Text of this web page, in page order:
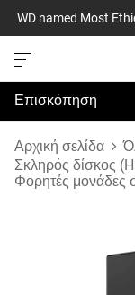
WD named Most
Επισκόπηση
Προδιαγραφές
Υποστήριξη &
Αρχική σελίδα
Σκληρός δίσκος
Φορητές μονάδες